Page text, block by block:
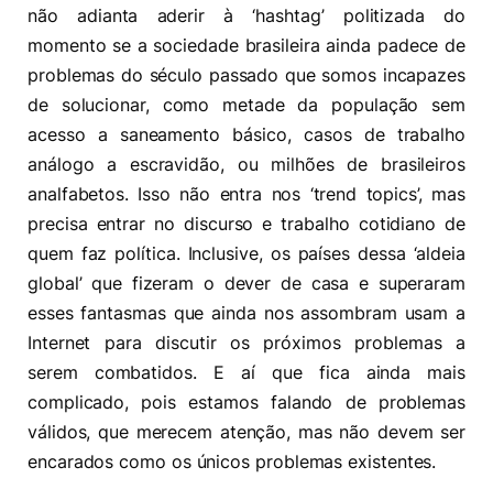
não adianta aderir à ‘hashtag’ politizada do
momento se a sociedade brasileira ainda padece de
problemas do século passado que somos incapazes
de solucionar, como metade da população sem
acesso a saneamento básico, casos de trabalho
análogo a escravidão, ou milhões de brasileiros
analfabetos. Isso não entra nos ‘trend topics’, mas
precisa entrar no discurso e trabalho cotidiano de
quem faz política. Inclusive, os países dessa ‘aldeia
global’ que fizeram o dever de casa e superaram
esses fantasmas que ainda nos assombram usam a
Internet para discutir os próximos problemas a
serem combatidos. E aí que fica ainda mais
complicado, pois estamos falando de problemas
válidos, que merecem atenção, mas não devem ser
encarados como os únicos problemas existentes.